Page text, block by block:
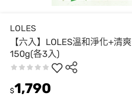
LOLES
【六入】LOLES溫和淨化+清
150g(各3入)
$1,790